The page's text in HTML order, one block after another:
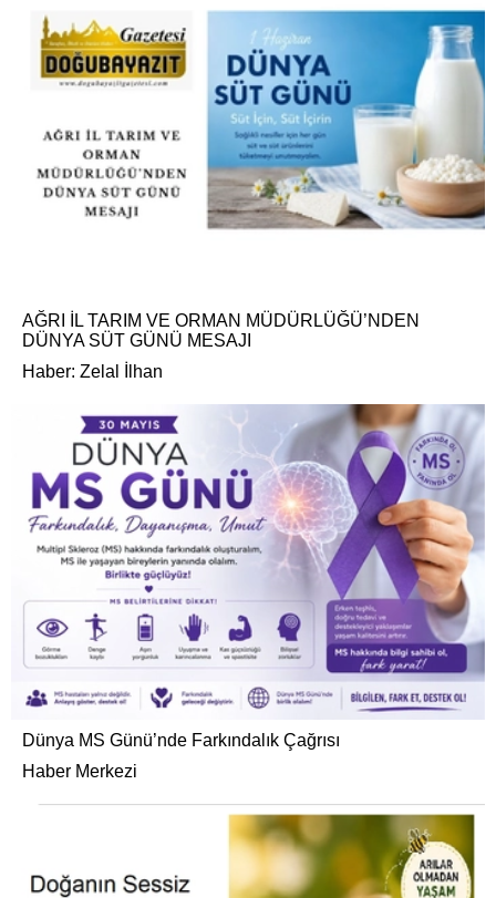
AĞRI İL TARIM VE ORMAN MÜDÜRLÜĞÜ’NDEN
DÜNYA SÜT GÜNÜ MESAJI
Haber: Zelal İlhan
Dünya MS Günü’nde Farkındalık Çağrısı
Haber Merkezi